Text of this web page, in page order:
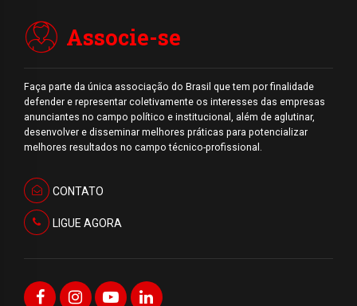
Associe-se
Faça parte da única associação do Brasil que tem por finalidade
defender e representar coletivamente os interesses das empresas
anunciantes no campo político e institucional, além de aglutinar,
desenvolver e disseminar melhores práticas para potencializar
melhores resultados no campo técnico-profissional.
CONTATO
LIGUE AGORA